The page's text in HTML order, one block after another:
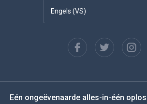
Engels (VS)
Español
Deutsch
Eén ongeëvenaarde alles-in-één